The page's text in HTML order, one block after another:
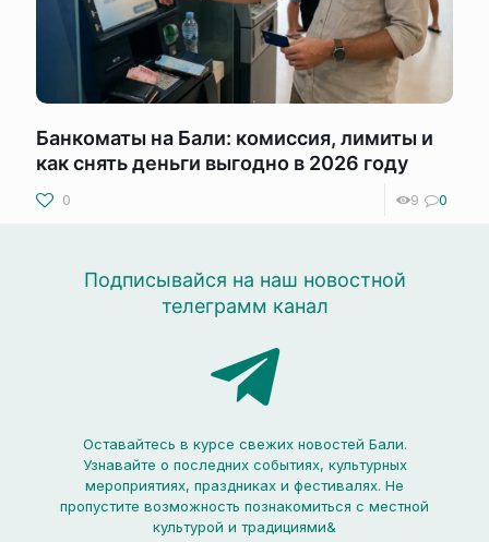
Банкоматы на Бали: комиссия, лимиты и
как снять деньги выгодно в 2026 году
0 9 0
Подписывайся на наш новостной
телеграмм канал
Оставайтесь в курсе свежих новостей Бали.
Узнавайте о последних событиях, культурных
мероприятиях, праздниках и фестивалях. Не
пропустите возможность познакомиться с местной
культурой и традициями&